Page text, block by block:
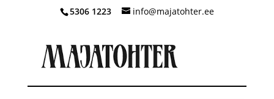
5306 1223 info@majatohter.ee